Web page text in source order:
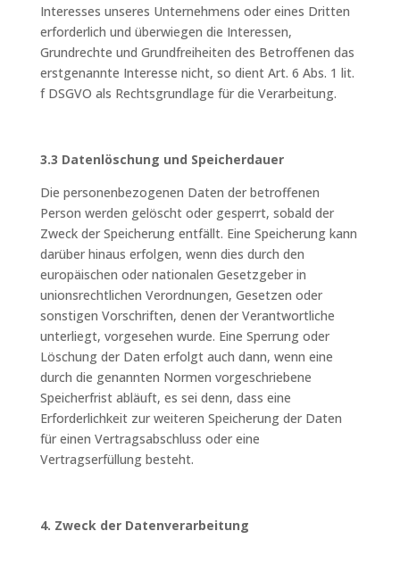
Interesses unseres Unternehmens oder eines Dritten
erforderlich und überwiegen die Interessen,
Grundrechte und Grundfreiheiten des Betroffenen das
erstgenannte Interesse nicht, so dient Art. 6 Abs. 1 lit.
f DSGVO als Rechtsgrundlage für die Verarbeitung.
3.3 Datenlöschung und Speicherdauer
Die personenbezogenen Daten der betroffenen
Person werden gelöscht oder gesperrt, sobald der
Zweck der Speicherung entfällt. Eine Speicherung kann
darüber hinaus erfolgen, wenn dies durch den
europäischen oder nationalen Gesetzgeber in
unionsrechtlichen Verordnungen, Gesetzen oder
sonstigen Vorschriften, denen der Verantwortliche
unterliegt, vorgesehen wurde. Eine Sperrung oder
Löschung der Daten erfolgt auch dann, wenn eine
durch die genannten Normen vorgeschriebene
Speicherfrist abläuft, es sei denn, dass eine
Erforderlichkeit zur weiteren Speicherung der Daten
für einen Vertragsabschluss oder eine
Vertragserfüllung besteht.
4. Zweck der Datenverarbeitung